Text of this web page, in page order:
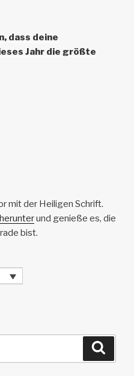
dass deine
Jahr die größte
mit der Heiligen Schrift.
und genieße es, die
bist.